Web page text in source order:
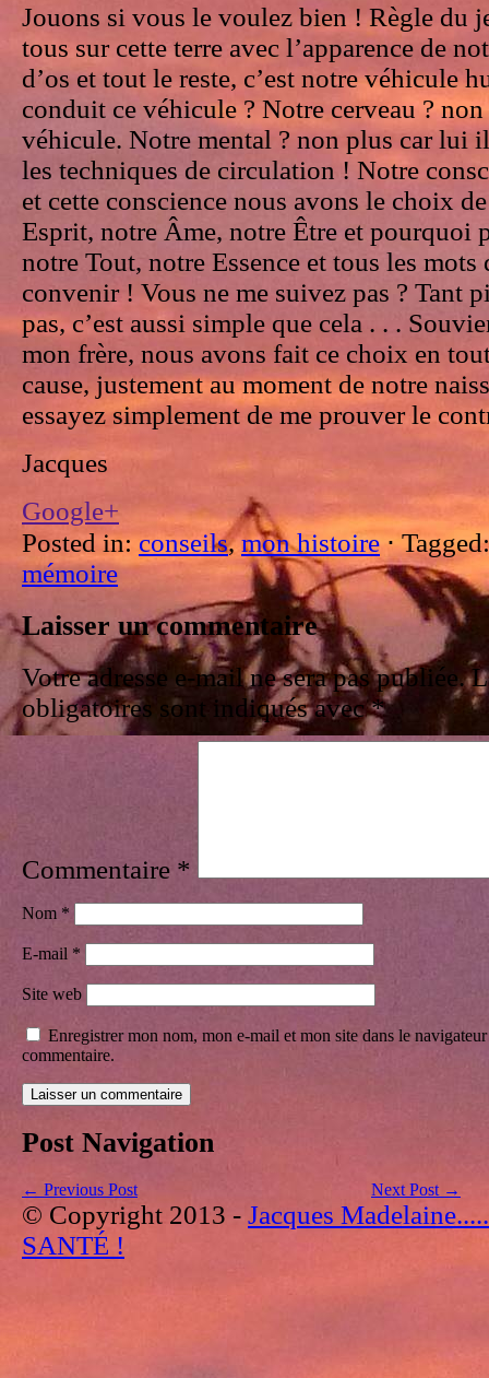
Jouons si vous le voulez bien ! Règle du
tous sur cette terre avec l’apparence de
d’os et tout le reste, c’est notre véhicule
conduit ce véhicule ? Notre cerveau ?
véhicule. Notre mental ? non plus car lui
les techniques de circulation ! Notre
et cette conscience nous avons le choix
Esprit, notre Âme, notre Être et pourquoi
notre Tout, notre Essence et tous les
convenir ! Vous ne me suivez pas ? Tant
pas, c’est aussi simple que cela . . .
mon frère, nous avons fait ce choix en
cause, justement au moment de notre
essayez simplement de me prouver le
Jacques
Google+
Posted in: conseils,mon histoire⋅Tagged:
mémoire
Laisser un commentaire
Votre adresse e-mail ne sera pas publiée.
obligatoires sont indiqués avec*
Commentaire *
Nom *
E-mail *
Site web
Enregistrer mon nom, mon e-mail et mon site dans le
commentaire.
Post Navigation
← Previous Post Next Post →
© Copyright 2013 - Jacques
SANTÉ !